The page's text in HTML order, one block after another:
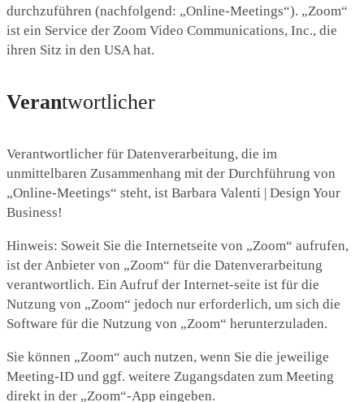
durchzuführen (nachfolgend: „Online-Meetings“). „Zoom“
ist ein Service der Zoom Video Communications, Inc., die
ihren Sitz in den USA hat.
Verantwortlicher
Verantwortlicher für Datenverarbeitung, die im
unmittelbaren Zusammenhang mit der Durchführung von
„Online-Meetings“ steht, ist Barbara Valenti | Design Your
Business!
Hinweis: Soweit Sie die Internetseite von „Zoom“ aufrufen,
ist der Anbieter von „Zoom“ für die Datenverarbeitung
verantwortlich. Ein Aufruf der Internet-seite ist für die
Nutzung von „Zoom“ jedoch nur erforderlich, um sich die
Software für die Nutzung von „Zoom“ herunterzuladen.
Sie können „Zoom“ auch nutzen, wenn Sie die jeweilige
Meeting-ID und ggf. weitere Zugangsdaten zum Meeting
direkt in der „Zoom“-App eingeben.